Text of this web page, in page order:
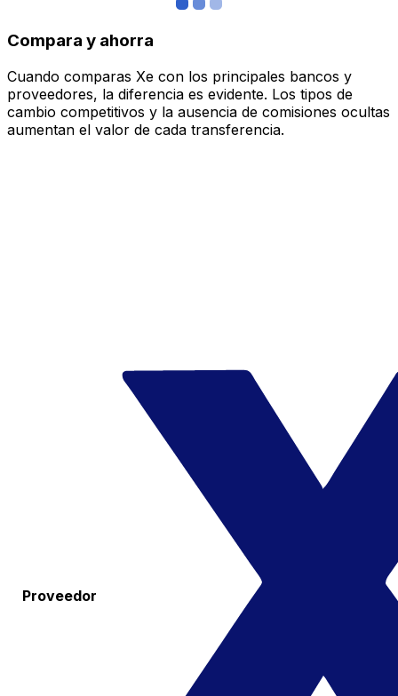
Compara y ahorra
Cuando comparas Xe con los principales bancos y
proveedores, la diferencia es evidente. Los tipos de
cambio competitivos y la ausencia de comisiones ocultas
aumentan el valor de cada transferencia.
Proveedor